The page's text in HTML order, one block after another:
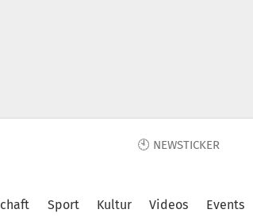
🕙 NEWSTICKER
Sport Kultur Videos Events